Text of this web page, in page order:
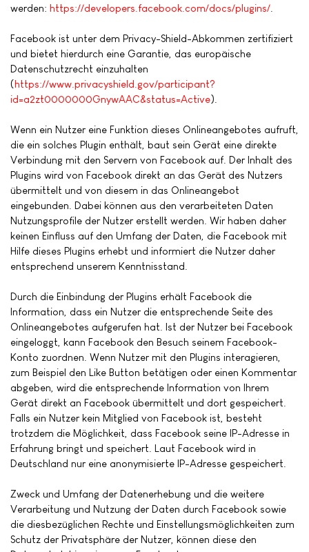
werden: https://developers.facebook.com/docs/plugins/
Facebook ist unter dem Privacy-Shield-Abkommen zertifiziert
und bietet hierdurch eine Garantie, das europäische
Datenschutzrecht einzuhalten
(https://www.privacyshield.gov/participant?
id=a2zt0000000GnywAAC&status=Active).
Wenn ein Nutzer eine Funktion dieses Onlineangebotes aufruft,
die ein solches Plugin enthält, baut sein Gerät eine direkte
Verbindung mit den Servern von Facebook auf. Der Inhalt des
Plugins wird von Facebook direkt an das Gerät des Nutzers
übermittelt und von diesem in das Onlineangebot
eingebunden. Dabei können aus den verarbeiteten Daten
Nutzungsprofile der Nutzer erstellt werden. Wir haben daher
keinen Einfluss auf den Umfang der Daten, die Facebook mit
Hilfe dieses Plugins erhebt und informiert die Nutzer daher
entsprechend unserem Kenntnisstand.
Durch die Einbindung der Plugins erhält Facebook die
Information, dass ein Nutzer die entsprechende Seite des
Onlineangebotes aufgerufen hat. Ist der Nutzer bei Facebook
eingeloggt, kann Facebook den Besuch seinem Facebook-
Konto zuordnen. Wenn Nutzer mit den Plugins interagieren,
zum Beispiel den Like Button betätigen oder einen Kommentar
abgeben, wird die entsprechende Information von Ihrem
Gerät direkt an Facebook übermittelt und dort gespeichert.
Falls ein Nutzer kein Mitglied von Facebook ist, besteht
trotzdem die Möglichkeit, dass Facebook seine IP-Adresse in
Erfahrung bringt und speichert. Laut Facebook wird in
Deutschland nur eine anonymisierte IP-Adresse gespeichert.
Zweck und Umfang der Datenerhebung und die weitere
Verarbeitung und Nutzung der Daten durch Facebook sowie
die diesbezüglichen Rechte und Einstellungsmöglichkeiten zum
Schutz der Privatsphäre der Nutzer, können diese den